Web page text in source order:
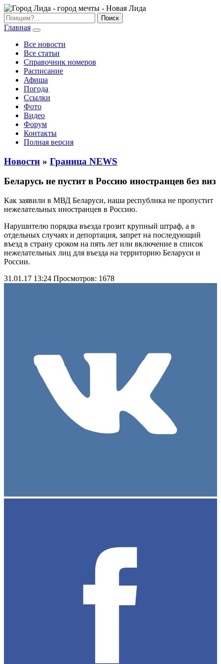
Главная
Все новости
Все статьи
Справочник номеров
Расписание
Афиша
Погода
Ссылки
Фото
Видео
Форум
Контакты
Полная версия
Новости » Граница NEWS
Беларусь не пустит в Россию иностранцев без виз
Как заявили в МВД Беларуси, наша республика не пропустит
нежелательных иностранцев в Россию.
Нарушителю порядка въезда грозит крупный штраф, а в
отдельных случаях и депортация, запрет на последующий
въезд в страну сроком на пять лет или включение в список
нежелательных лиц для въезда на территорию Беларуси и
России.
31.01.17 13:24 Просмотров: 1678